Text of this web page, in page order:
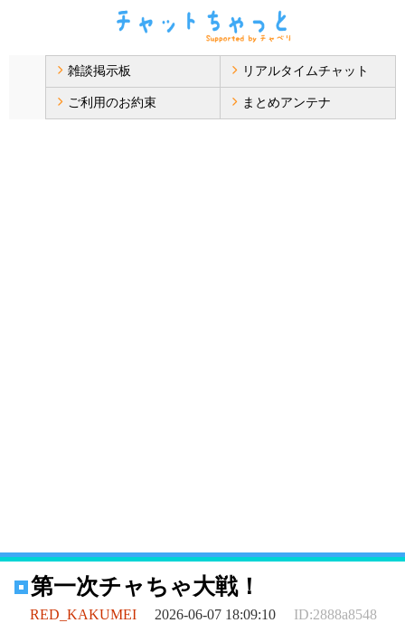
雑談掲示板 リアルタイムチャット
ご利用のお約束 まとめアンテナ
第一次チャちゃ大戦！
RED_KAKUMEI 2026-06-07 18:09:10
ID:2888a8548